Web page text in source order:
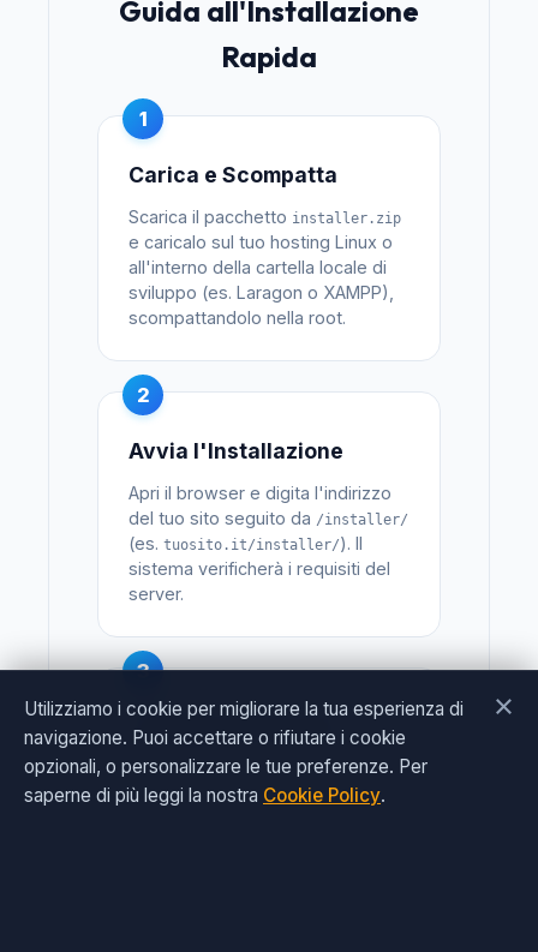
Guida all'Installazione
Rapida
1
Carica e Scompatta
Scarica il pacchetto installer.zip
e caricalo sul tuo hosting Linux o
all'interno della cartella locale di
sviluppo (es. Laragon o XAMPP),
scompattandolo nella root.
2
Avvia l'Installazione
Apri il browser e digita l'indirizzo
del tuo sito seguito da /installer/
(es. tuosito.it/installer/). Il
sistema verificherà i requisiti del
server.
3
Configura & Accedi
Inserisci le credenziali MySQL,
crea le tue credenziali di
×
Utilizziamo i cookie per migliorare la tua esperienza di
navigazione. Puoi accettare o rifiutare i cookie
opzionali, o personalizzare le tue preferenze. Per
saperne di più leggi la nostra Cookie Policy.